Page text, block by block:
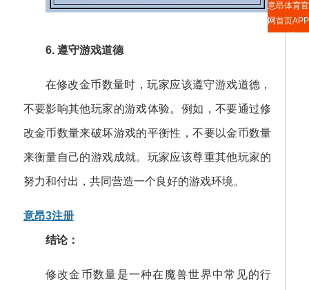
6. 遵守游戏道德
在修改金币数量时，玩家应该遵守游戏道德，
不要影响其他玩家的游戏体验。例如，不要通过修
改金币数量来破坏游戏的平衡性，不要以金币数量
来衡量自己的游戏成就。玩家应该尊重其他玩家的
努力和付出，共同营造一个良好的游戏环境。
意昂3注册
结论：
修改金币数量是一种在魔兽世界中常见的行
意昂体育官
网首页APP
下载